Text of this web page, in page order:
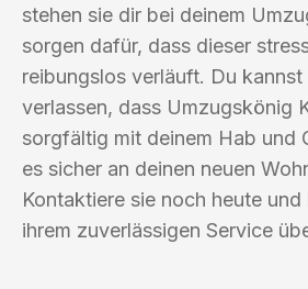
stehen sie dir bei deinem
sorgen dafür, dass dieser
reibungslos verläuft. Du
verlassen, dass Umzugskönig
sorgfältig mit deinem Hab und
es sicher an deinen neuen
Kontaktiere sie noch heute
ihrem zuverlässigen Service